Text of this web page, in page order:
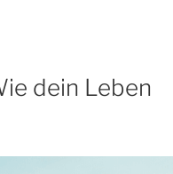
dein Leben